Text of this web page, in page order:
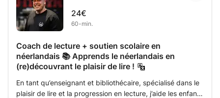
à l’enfant et de favoriser sa réussite scolaire.
24€
60-min.
Coach de lecture + soutien scolaire en
néerlandais 📚 Apprends le néerlandais en
(re)découvrant le plaisir de lire !
En tant qu’enseignant et bibliothécaire, spécialisé dans le
plaisir de lire et la progression en lecture, j’aide les enfants